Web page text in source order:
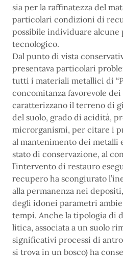
sia per la raffinatezza del
particolari condizioni di
possibile individuare
tecnologico.
Dal punto di vista
presentava particolari
tutti i materiali metallici di
concomitanza favorevole
caratterizzano il terreno di
del suolo, grado di acidità,
microrganismi, per citare i
al mantenimento dei metalli
stato di conservazione, al
l’intervento di restauro
recupero ha scongiurato
alla permanenza nei
degli idonei parametri
tempi. Anche la tipologia di
litica, associata a un suolo
significativi processi di
si trova in un bosco) ha